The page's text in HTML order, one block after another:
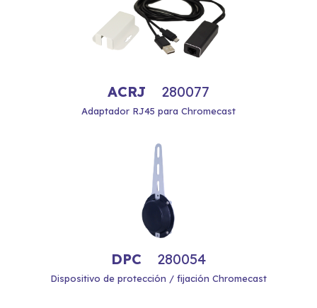
ACRJ 280077
Adaptador RJ45 para Chromecast
DPC 280054
Dispositivo de protección / fijación Chromecast